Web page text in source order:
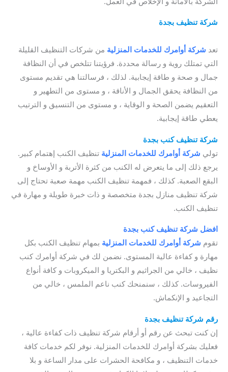
شركة تنظيف بجدة
تعد شركة أوامرك للخدمات المنزلية من شركات التنظيف القليلة
التي تمتلك روية و رسالة محددة. فرؤيتنا تتلخص في أن النظافة
جمال و صحة و طاقة إيجابية. لذلك ، فرسالتنا هي تقديم مستوى
من النظافة يحقق الجمال و الأناقة ، و مستوى من التطهير و
التعقيم يضمن الصحة و الوقاية ، و مستوى من التنسيق و الترتيب
يعطي طاقة إيجابية.
شركة تنظيف كنب بجدة
تولي شركة أوامرك للخدمات المنزلية تنظيف الكنب إهتمام كبير.
يرجع ذلك إلى ما يتعرض له الكنب من كثرة الأتربة و الأوساخ و
البقع الصعبة. كذلك ، فمهمة تنظيف الكنب مهمة صعبة تحتاج إلى
شركة تنظيف منازل بجدة متخصصة و ذات خبرة طويلة و مهارة في
تنظيف الكنب.
افضل شركة تنظيف كنب بجدة
تقوم شركة أوامرك للخدمات المنزلية بمهام تنظيف الكنب بكل
مهارة و كفاءة عالية المستوى. نضمن لك في شركة أوامرك كنب
نظيف ، خالي من الجراثيم و البكتريا و الميكروبات و كافة أنواع
الفيروسات. كذلك ، سنمنحك كنب ناعم الملمس ، خالي من
التجاعيد و الإنكماش.
رقم شركة تنظيف بجدة
إن كنت تبحث عن رقم أو أرقام شركة تنظيف ذات كفاءة عالية ،
فعليك بشركة أوامرك للخدمات المنزلية. نوفر لكم خدمات كافة
خدمات التنظيف ، و مكافحة الحشرات على مدار الساعة و بلا